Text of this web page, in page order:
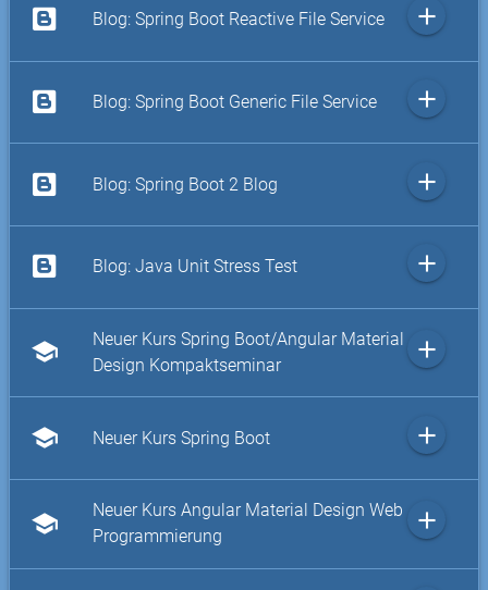
Blog: Spring Boot Reactive File Service add
Blog: Spring Boot Generic File Service add
Blog: Spring Boot 2 Blog add
Blog: Java Unit Stress Test add
school
Neuer Kurs Spring Boot/Angular Material
Design Kompaktseminar
add
school Neuer Kurs Spring Boot add
school
Neuer Kurs Angular Material Design Web
Programmierung
add